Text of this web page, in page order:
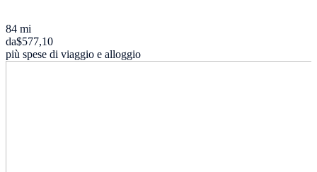
84 mi
da$577,10
più spese di viaggio e alloggio